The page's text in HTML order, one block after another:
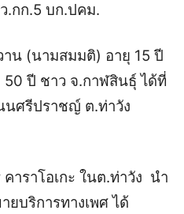
.กก.5 บก.ปคม.
าน (นามสมมติ) อายุ 15 ปี
ปี ชาว จ.กาฬสินธุ์ ได้ที่
นศรีปราชญ์ ต.ท่าวัง
าราโอเกะ ในต.ท่าวัง นำ
ยบริการทางเพศ ได้